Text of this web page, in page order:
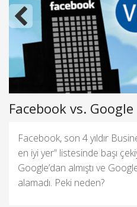
Facebook vs. Google
Facebook, son 4 yıldır
en iyi yer” listesinde başı
Google’dan almıştı ve
alamadı. Peki neden?